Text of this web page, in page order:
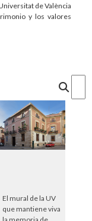
de València
y los valores
El mural de la UV
que mantiene viva